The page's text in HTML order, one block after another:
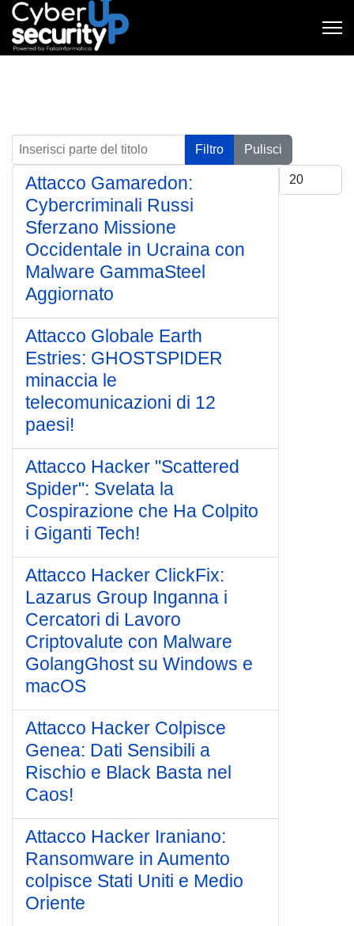
Inserisci parte del titolo Filtro
Pulisci
Visualizza #
Attacco Gamaredon:
Cybercriminali Russi
Sferzano Missione
Occidentale in Ucraina con
Malware GammaSteel
Aggiornato
Attacco Globale Earth
Estries: GHOSTSPIDER
minaccia le
telecomunicazioni di 12
paesi!
Attacco Hacker "Scattered
Spider": Svelata la
Cospirazione che Ha Colpito
i Giganti Tech!
Attacco Hacker ClickFix:
Lazarus Group Inganna i
Cercatori di Lavoro
Criptovalute con Malware
GolangGhost su Windows e
macOS
Attacco Hacker Colpisce
Genea: Dati Sensibili a
Rischio e Black Basta nel
Caos!
Attacco Hacker Iraniano:
Ransomware in Aumento
colpisce Stati Uniti e Medio
Oriente